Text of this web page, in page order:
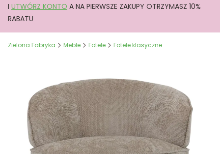
I UTWÓRZ KONTO A NA PIERWSZE ZAKUPY OTRZYMASZ 10%
RABATU
Zielona Fabryka Meble Fotele Fotele klasyczne